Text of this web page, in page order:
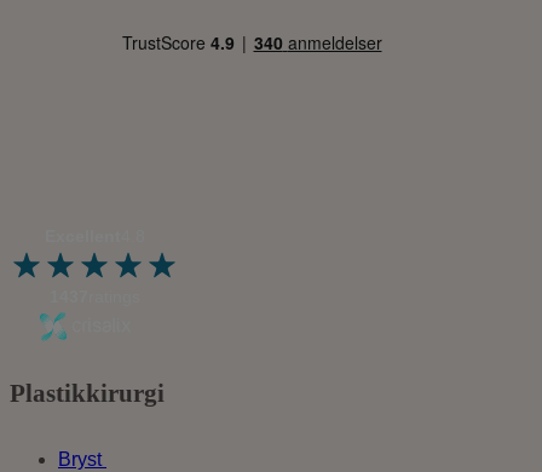
Plastikkirurgi
Bryst